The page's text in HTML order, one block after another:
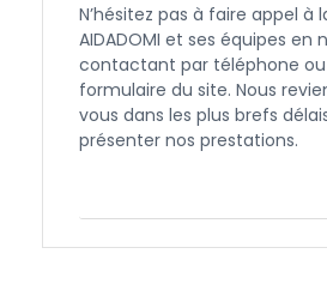
N’hésitez pas à faire appel à
AIDADOMI et ses équipes en
contactant par téléphone ou
formulaire du site. Nous
vous dans les plus brefs
présenter nos prestations.